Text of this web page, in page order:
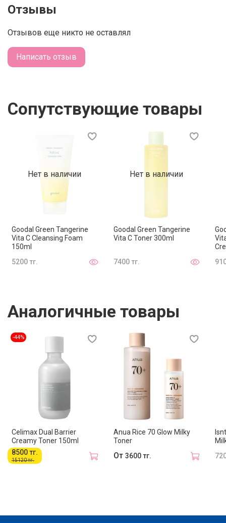
свойствами, выравнивает тон кожи, оказывает
липидного барьера, в следствии чего, кожа способна
увлажненной долгое время. Также активно
восстанавливает и ускоряет регенерацию кожного
кожу увлажненной в течение 24 часов.
После очищения нанесите умеренное количество на
кожу изнутри наружу. Аккуратно похлопайте, чтобы
помочь впитаться.
Отзывы
Отзывов еще никто не оставлял
Написать отзыв
Сопутствующие товары
Нет в наличии
Goodal Green Tangerine
Vita C Cleansing Foam
150ml
5200 тг.
Нет в наличии
Goodal Green Tangerine
Vita C Toner 300ml
7400 тг.
Аналогичные товары
-44%
Celimax Dual Barrier
Creamy Toner 150ml
8500 тг.
15120 тг.
Anua Rice 70 Glow Milky
Toner
От 3600 тг.